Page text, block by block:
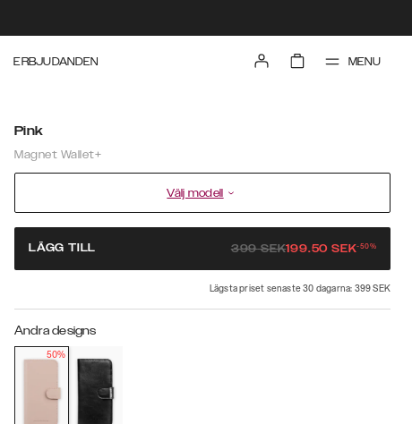
ERBJUDANDEN MENU
Pink
Magnet Wallet+
Välj modell
LÄGG TILL 399SEK199.50 SEK-50%
Lägsta priset senaste 30 dagarna: 399 SEK
Andra designs
50%